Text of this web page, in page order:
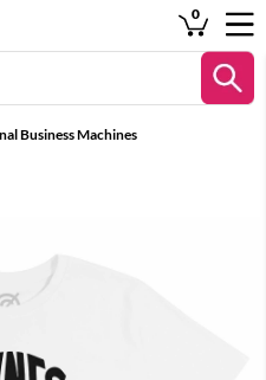
0
Business Machines